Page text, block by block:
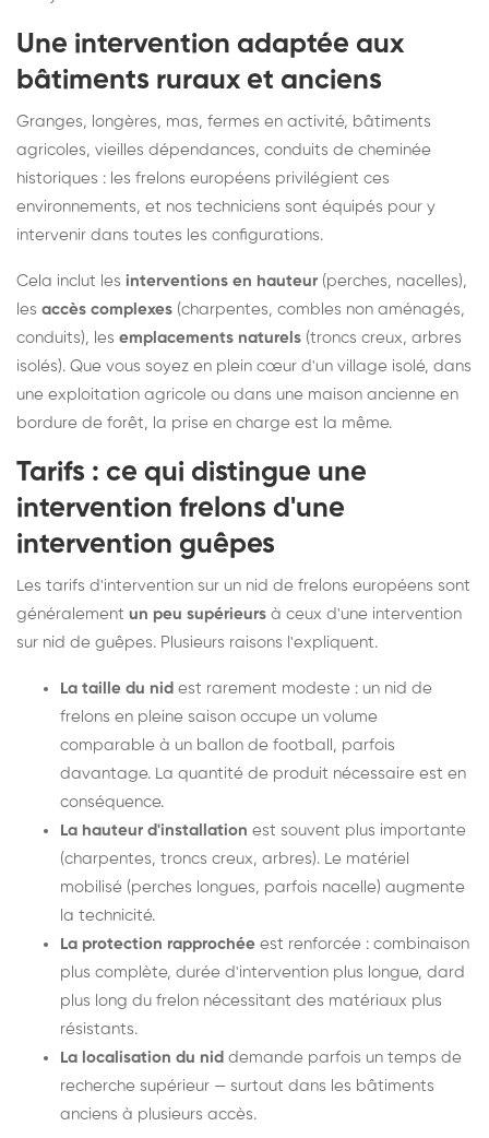
Une intervention adaptée aux
bâtiments ruraux et anciens
Granges, longères, mas, fermes en activité, bâtiments
agricoles, vieilles dépendances, conduits de cheminée
historiques : les frelons européens privilégient ces
environnements, et nos techniciens sont équipés pour y
intervenir dans toutes les configurations.
Cela inclut les interventions en hauteur (perches, nacelles),
les accès complexes (charpentes, combles non aménagés,
conduits), les emplacements naturels (troncs creux, arbres
isolés). Que vous soyez en plein cœur d'un village isolé, dans
une exploitation agricole ou dans une maison ancienne en
bordure de forêt, la prise en charge est la même.
Tarifs : ce qui distingue une
intervention frelons d'une
intervention guêpes
Les tarifs d'intervention sur un nid de frelons européens sont
généralement un peu supérieurs à ceux d'une intervention
sur nid de guêpes. Plusieurs raisons l'expliquent.
La taille du nid est rarement modeste : un nid de
frelons en pleine saison occupe un volume
comparable à un ballon de football, parfois
davantage. La quantité de produit nécessaire est en
conséquence.
La hauteur d'installation est souvent plus importante
(charpentes, troncs creux, arbres). Le matériel
mobilisé (perches longues, parfois nacelle) augmente
la technicité.
La protection rapprochée est renforcée : combinaison
plus complète, durée d'intervention plus longue, dard
plus long du frelon nécessitant des matériaux plus
résistants.
La localisation du nid demande parfois un temps de
recherche supérieur — surtout dans les bâtiments
anciens à plusieurs accès.